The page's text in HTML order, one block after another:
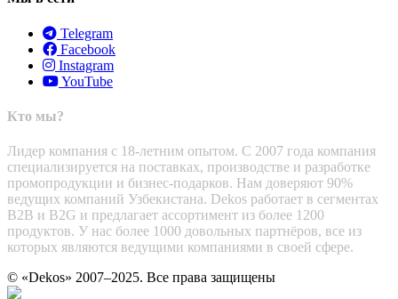
Telegram
Facebook
Instagram
YouTube
Кто мы?
Лидер компания с 18-летним опытом. С 2007 года компания
специализируется на поставках, производстве и разработке
промопродукции и бизнес-подарков. Нам доверяют 90%
ведущих компаний Узбекистана. Dekos работает в сегментах
B2B и B2G и предлагает ассортимент из более 1200
продуктов. У нас более 1000 довольных партнёров, все из
которых являются ведущими компаниями в своей сфере.
© «Dekos» 2007–2025. Все права защищены